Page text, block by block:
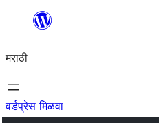
सामुग्रीवर
मराठी
वर्डप्रेस मिळवा